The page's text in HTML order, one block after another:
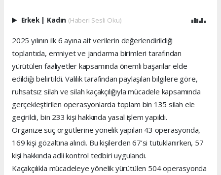
Erkek | Kadın (Haberi Sesli Oku)
2025 yılının ilk 6 ayına ait verilerin değerlendirildiği
toplantıda, emniyet ve jandarma birimleri tarafından
yürütülen faaliyetler kapsamında önemli başarılar elde
edildiği belirtildi. Valilik tarafından paylaşılan bilgilere göre,
ruhsatsız silah ve silah kaçakçılığıyla mücadele kapsamında
gerçekleştirilen operasyonlarda toplam bin 135 silah ele
geçirildi, bin 233 kişi hakkında yasal işlem yapıldı.
Organize suç örgütlerine yönelik yapılan 43 operasyonda,
169 kişi gözaltına alındı. Bu kişilerden 67’si tutuklanırken, 57
kişi hakkında adli kontrol tedbiri uygulandı.
Kaçakçılıkla mücadeleye yönelik yürütülen 504 operasyonda